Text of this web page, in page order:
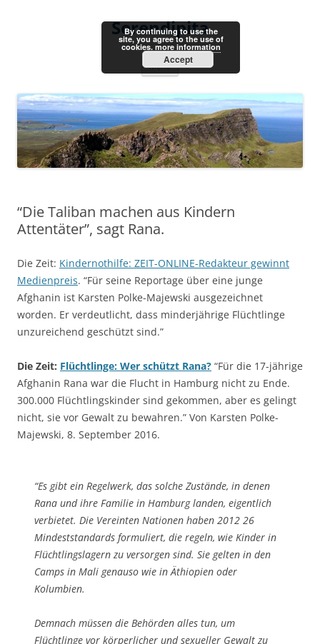
Serendipita
Menu
“Die Taliban machen aus Kindern
Attentäter”, sagt Rana.
Die Zeit: Kindernothilfe: ZEIT-ONLINE-Redakteur gewinnt
Medienpreis. “Für seine Reportage über eine junge
Afghanin ist Karsten Polke-Majewski ausgezeichnet
worden. Er verdeutlicht, dass minderjährige Flüchtlinge
unzureichend geschützt sind.”
Die Zeit: Flüchtlinge: Wer schützt Rana? “Für die 17-jährige
Afghanin Rana war die Flucht in Hamburg nicht zu Ende.
300.000 Flüchtlingskinder sind gekommen, aber es gelingt
nicht, sie vor Gewalt zu bewahren.” Von Karsten Polke-
Majewski, 8. September 2016.
“Es gibt ein Regelwerk, das solche Zustände, in denen
Rana und ihre Familie in Hamburg landen, eigentlich
verbietet. Die Vereinten Nationen haben 2012 26
Mindeststandards formuliert, die regeln, wie Kinder in
Flüchtlingslagern zu versorgen sind. Sie gelten in den
Camps in Mali genauso wie in Äthiopien oder
Kolumbien.
Demnach müssen die Behörden alles tun, um
Flüchtlinge vor körperlicher und sexueller Gewalt zu
By continuing to use the
site, you agree to the use of
cookies. more information
Accept